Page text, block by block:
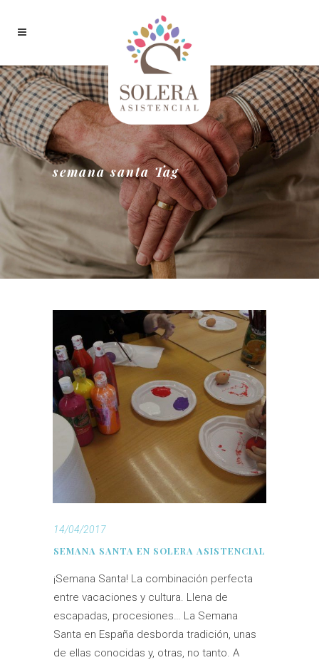
semana santa Tag
14/04/2017
SEMANA SANTA EN SOLERA ASISTENCIAL
¡Semana Santa! La combinación perfecta
entre vacaciones y cultura. Llena de
escapadas, procesiones… La Semana
Santa en España desborda tradición, unas
de ellas conocidas y, otras, no tanto. A